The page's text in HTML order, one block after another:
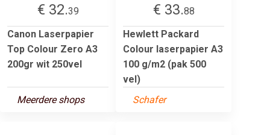
€ 32.39
Canon Laserpapier
Top Colour Zero A3
200gr wit 250vel
Meerdere shops
€ 33.88
Hewlett Packard
Colour laserpapier A3
100 g/m2 (pak 500
vel)
Schafer